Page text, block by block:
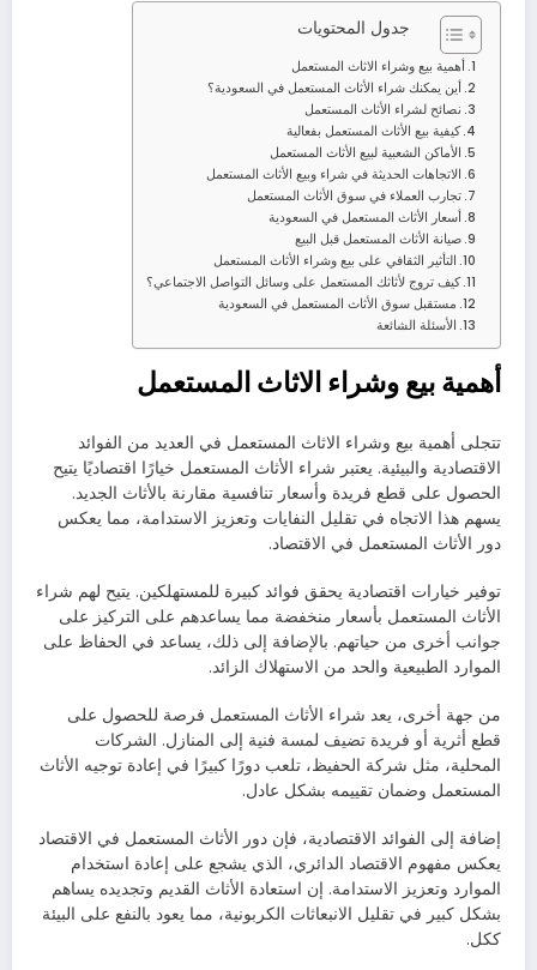
جدول المحتويات
أهمية بيع وشراء الاثاث المستعمل
أين يمكنك شراء الأثاث المستعمل في السعودية؟
نصائح لشراء الأثاث المستعمل
كيفية بيع الأثاث المستعمل بفعالية
الأماكن الشعبية لبيع الأثاث المستعمل
الاتجاهات الحديثة في شراء وبيع الأثاث المستعمل
تجارب العملاء في سوق الأثاث المستعمل
أسعار الأثاث المستعمل في السعودية
صيانة الأثاث المستعمل قبل البيع
التأثير الثقافي على بيع وشراء الأثاث المستعمل
كيف تروج لأثاثك المستعمل على وسائل التواصل الاجتماعي؟
مستقبل سوق الأثاث المستعمل في السعودية
الأسئلة الشائعة
أهمية بيع وشراء الاثاث المستعمل
تتجلى أهمية بيع وشراء الاثاث المستعمل في العديد من الفوائد
الاقتصادية والبيئية. يعتبر شراء الأثاث المستعمل خيارًا اقتصاديًا يتيح
الحصول على قطع فريدة وأسعار تنافسية مقارنة بالأثاث الجديد.
يسهم هذا الاتجاه في تقليل النفايات وتعزيز الاستدامة، مما يعكس
دور الأثاث المستعمل في الاقتصاد.
توفير خيارات اقتصادية يحقق فوائد كبيرة للمستهلكين. يتيح لهم شراء
الأثاث المستعمل بأسعار منخفضة مما يساعدهم على التركيز على
جوانب أخرى من حياتهم. بالإضافة إلى ذلك، يساعد في الحفاظ على
الموارد الطبيعية والحد من الاستهلاك الزائد.
من جهة أخرى، يعد شراء الأثاث المستعمل فرصة للحصول على
قطع أثرية أو فريدة تضيف لمسة فنية إلى المنازل. الشركات
المحلية، مثل شركة الحفيظ، تلعب دورًا كبيرًا في إعادة توجيه الأثاث
المستعمل وضمان تقييمه بشكل عادل.
إضافة إلى الفوائد الاقتصادية، فإن دور الأثاث المستعمل في الاقتصاد
يعكس مفهوم الاقتصاد الدائري، الذي يشجع على إعادة استخدام
الموارد وتعزيز الاستدامة. إن استعادة الأثاث القديم وتجديده يساهم
بشكل كبير في تقليل الانبعاثات الكربونية، مما يعود بالنفع على البيئة
ككل.